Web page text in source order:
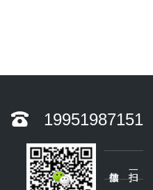
19951987151